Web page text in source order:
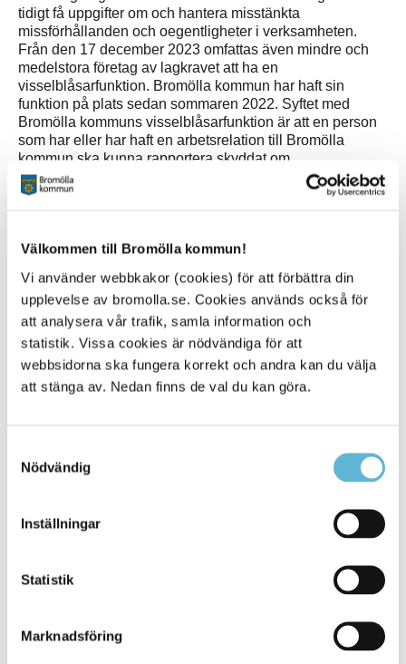
Välkommen till Bromölla kommun!
Vi använder webbkakor (cookies) för att förbättra din
upplevelse av bromolla.se. Cookies används också för
att analysera vår trafik, samla information och
statistik. Vissa cookies är nödvändiga för att
webbsidorna ska fungera korrekt och andra kan du välja
att stänga av. Nedan finns de val du kan göra.
Nödvändig
Inställningar
Statistik
Marknadsföring
tidigt få uppgifter om och hantera misstänkta
missförhållanden och oegentligheter i verksamheten.
Från den 17 december 2023 omfattas även mindre och
medelstora företag av lagkravet att ha en
visselblåsarfunktion. Bromölla kommun har haft sin
funktion på plats sedan sommaren 2022. Syftet med
Bromölla kommuns visselblåsarfunktion är att en person
som har eller har haft en arbetsrelation till Bromölla
kommun ska kunna rapportera skyddat om
missförhållanden i någon av kommunens verksamheter.
Sidan senast uppdaterad:den 2 April 2024
Tipsa och dela sidan
Kommentera